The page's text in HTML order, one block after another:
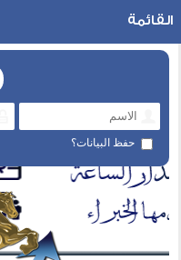
حفظ البيانات؟
القائمة